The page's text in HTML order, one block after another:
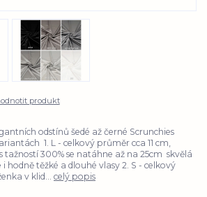
produkt
odstínů šedé až černé Scrunchies
1. L - celkový průměr cca 11 cm,
tažností 300% se natáhne až na 25cm skvělá
hodně těžké a dlouhé vlasy 2. S - celkový
v klid... celý popis